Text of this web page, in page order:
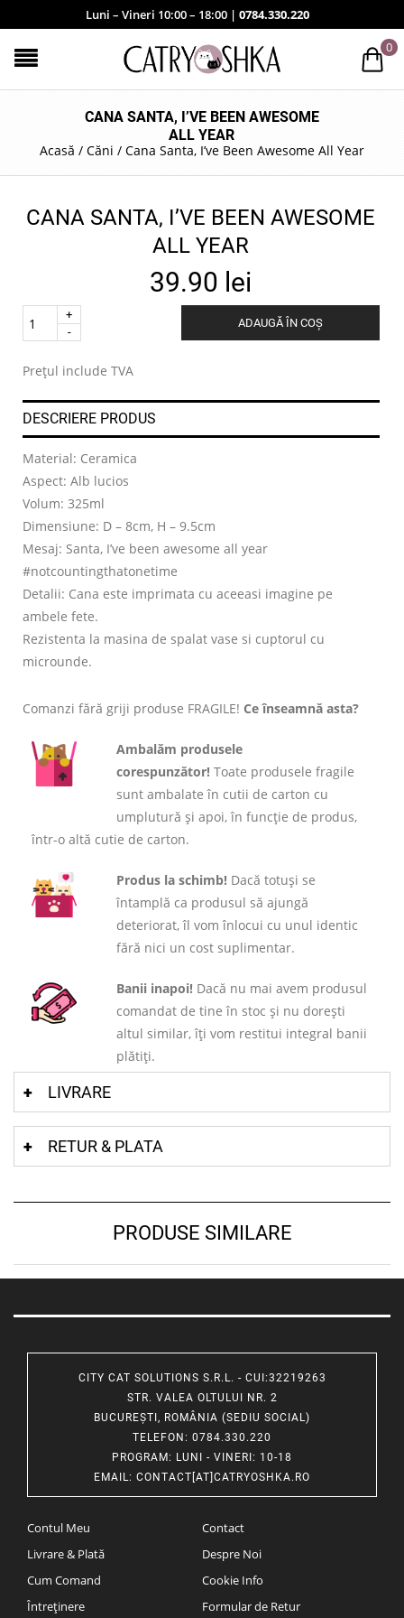
Luni – Vineri 10:00 – 18:00 | 0784.330.220
0
CANA SANTA, I’VE BEEN AWESOME
ALL YEAR
Acasă / Căni / Cana Santa, I’ve Been Awesome All Year
CANA SANTA, I’VE BEEN AWESOME
ALL YEAR
39.90 lei
Quantity
ADAUGĂ ÎN COȘ
Prețul include TVA
DESCRIERE PRODUS
Material: Ceramica
Aspect: Alb lucios
Volum: 325ml
Dimensiune: D – 8cm, H – 9.5cm
Mesaj: Santa, I’ve been awesome all year
#notcountingthatonetime
Detalii: Cana este imprimata cu aceeasi imagine pe
ambele fete.
Rezistenta la masina de spalat vase si cuptorul cu
microunde.
Comanzi fără griji produse FRAGILE! Ce înseamnă asta?
Ambalăm produsele
corespunzător! Toate produsele fragile
sunt ambalate în cutii de carton cu
umplutură și apoi, în funcție de produs,
într-o altă cutie de carton.
Produs la schimb! Dacă totuși se
întamplă ca produsul să ajungă
deteriorat, îl vom înlocui cu unul identic
fără nici un cost suplimentar.
Banii inapoi! Dacă nu mai avem produsul
comandat de tine în stoc și nu dorești
altul similar, îți vom restitui integral banii
plătiți.
LIVRARE
RETUR & PLATA
PRODUSE SIMILARE
CITY CAT SOLUTIONS S.R.L. - CUI:32219263
STR. VALEA OLTULUI NR. 2
BUCUREȘTI, ROMÂNIA (SEDIU SOCIAL)
TELEFON : 0784.330.220
PROGRAM: LUNI - VINERI: 10-18
EMAIL: CONTACT[AT]CATRYOSHKA.RO
Contul Meu
Livrare & Plată
Cum Comand
Întreținere
Contact
Despre Noi
Cookie Info
Formular de Retur